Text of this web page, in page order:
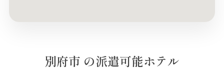
別府市 の派遣可能ホテル